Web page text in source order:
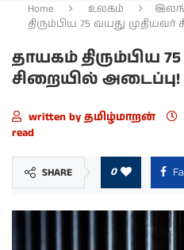
Home உலகம்
திரும்பிய 75 வயது
தாயகம் திரும்பிய
சிறையில் அடைப்பு!
written by தமிழ்மாறன்
read
SHARE 0